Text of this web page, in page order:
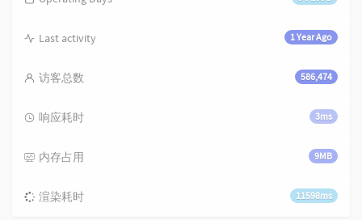
1 Year Ago
Last activity
586,474
访客总数
3ms
响应耗时
9MB
内存占用
11598ms
渲染耗时